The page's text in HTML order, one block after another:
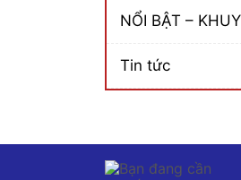
NỔI BẬT –
Tin tức